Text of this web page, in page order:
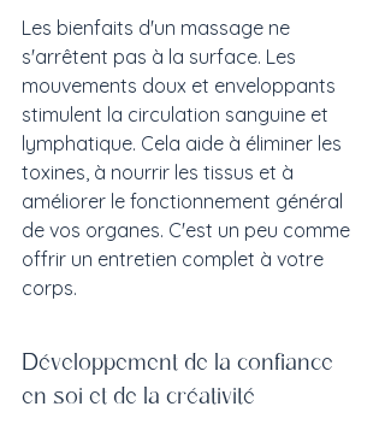
Les bienfaits d'un massage ne
s'arrêtent pas à la surface. Les
mouvements doux et enveloppants
stimulent la circulation sanguine et
lymphatique. Cela aide à éliminer les
toxines, à nourrir les tissus et à
améliorer le fonctionnement général
de vos organes. C'est un peu comme
offrir un entretien complet à votre
corps.
Développement de la confiance
en soi et de la créativité